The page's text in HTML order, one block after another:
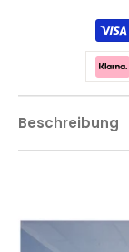
Beschreibung